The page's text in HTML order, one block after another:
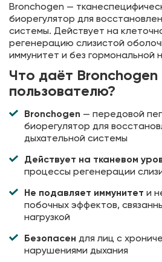
Bronchogen —
биорегулятор для
системы. Действует на
регенерацию слизистой
иммунитет и без гормональной
Что даёт Bronchogen
пользователю?
Bronchogen — передовой
биорегулятор для
дыхательной системы
Действует на тканевом
процессы регенерации
Не подавляет иммунитет и
побочных эффектов,
нагрузкой
Безопасен для лиц с
нарушениями дыхания